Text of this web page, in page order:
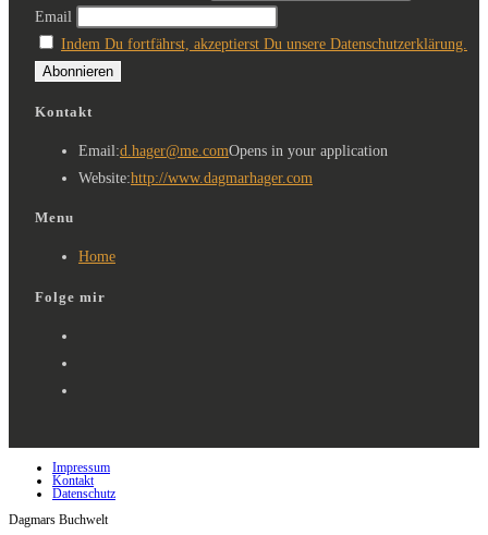
Email
Indem Du fortfährst, akzeptierst Du unsere Datenschutzerklärung.
Kontakt
Email:d.hager@me.comOpens in your application
Website:http://www.dagmarhager.com
Menu
Home
Folge mir
Impressum
Kontakt
Datenschutz
Dagmars Buchwelt